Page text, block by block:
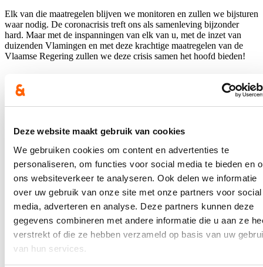
Deze website maakt gebruik van cookies
We gebruiken cookies om content en advertenties te
personaliseren, om functies voor social media te bieden en
ons websiteverkeer te analyseren. Ook delen we informatie
over uw gebruik van onze site met onze partners voor social
media, adverteren en analyse. Deze partners kunnen deze
gegevens combineren met andere informatie die u aan ze
verstrekt of die ze hebben verzameld op basis van uw
van hun services.
Elk van die maatregelen blijven we monitoren en zullen we bijsturen
waar nodig. De coronacrisis treft ons als samenleving bijzonder
hard. Maar met de inspanningen van elk van u, met de inzet van
duizenden Vlamingen en met deze krachtige maatregelen van de
Vlaamse Regering zullen we deze crisis samen het hoofd bieden!
Hilde Crevits
Ontvang mijn nieuwsbrief.
E-mailadres
Postcode
Ja, ik wens de nieuwsbrief van Hilde Crevits te ontvangen op
bovenstaand mailadres*
om de privacyvoorwaarden te raadplegen